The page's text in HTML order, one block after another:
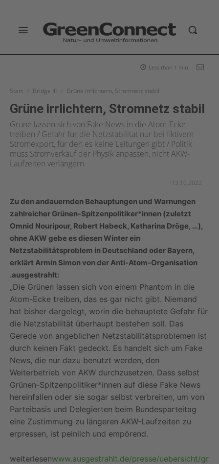
Less than 1 min.
Start Bridge III Grüne irrlichtern, Stromnetz stabil
Grüne irrlichtern, Stromnetz stabil
Grüne lassen sich von Fake News in die Atom-Ecke
treiben / Gefahr für die Netzstabilität nur bei fiktivem
Stromexport, für den es keine Leitungen gibt / Politik
muss Stromverkauf der Physik anpassen, nicht AKW-
Laufzeiten verlängern
13.10.2022
Zu den andauernden Behauptungen und Warnungen
zahlreicher Grünen-Spitzenpolitiker*innen (zuletzt
Omnid Nouripour, Robert Habeck, Katharina Dröge, …),
ohne AKW gebe es diesen Winter ein
Netzstabilitätsproblem in Deutschland oder Bayern,
erklärt Armin Simon von der Anti-Atom-Organisation
.ausgestrahlt:
„Die Grünen lassen sich von einem Phantom in die
Atom-Ecke treiben, das es gar nicht gibt. Niemand
hat bisher dargelegt, worin die behauptete Gefahr für
die Netzstabilität überhaupt bestehen soll. Das
Gerede von angeblichen Netzstabilitätsproblemen ist
durch keinen Fakt gedeckt. Es handelt sich um Fake
News, die nur dazu benutzt werden, den
Weiterbetrieb von AKW durchzusetzen. Dass selbst
Grünen-Spitzenpolitiker*innen auf diese Fake News
hereinfallen oder sie sogar selbst verbreiten, um von
Parteibasis und Delegierten beim Bundesparteitag
eine Zustimmung zu längeren AKW-Laufzeiten zu
erpressen, ist peinlich und empörend.
weiterlesenwww.ausgestrahlt.de/presse/uebersicht/gr